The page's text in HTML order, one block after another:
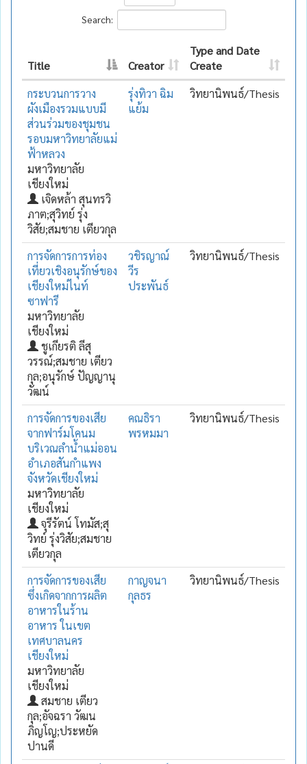
Search:
Title Creator
Type and Date
Create
กระบวนการวาง
ผังเมืองรวมแบบมี
ส่วนร่วมของชุมชน
รอบมหาวิทยาลัยแม่
ฟ้าหลวง
มหาวิทยาลัย
เชียงใหม่
เจิดหล้า สุนทรวิ
ภาต;สุวิทย์ รุ่ง
วิสัย;สมชาย เตียวกุล
รุ่งทิวา ฉิม
แย้ม
วิทยานิพนธ์/Thesis
การจัดการการท่อง
เที่ยวเชิงอนุรักษ์ของ
เชียงใหม่ไนท์
ซาฟารี
มหาวิทยาลัย
เชียงใหม่
ชูเกียรติ ลีสุ
วรรณ์;สมชาย เตียว
กุล;อนุรักษ์ ปัญญานุ
วัฒน์
วชิรญาณ์
วีร
ประพันธ์
วิทยานิพนธ์/Thesis
การจัดการของเสีย
จากฟาร์มโคนม
บริเวณลำน้ำแม่ออน
อำเภอสันกำแพง
จังหวัดเชียงใหม่
มหาวิทยาลัย
เชียงใหม่
จุรีรัตน์ โทมัส;สุ
วิทย์ รุ่งวิสัย;สมชาย
เตียวกุล
คณธิรา
พรหมมา
วิทยานิพนธ์/Thesis
การจัดการของเสีย
ซึ่งเกิดจากการผลิต
อาหารในร้าน
อาหาร ในเขต
เทศบาลนคร
เชียงใหม่
มหาวิทยาลัย
เชียงใหม่
สมชาย เตียว
กุล;อัจฉรา วัฒน
ภิญโญ;ประหยัด
ปานดี
กาญจนา
กุลธร
วิทยานิพนธ์/Thesis